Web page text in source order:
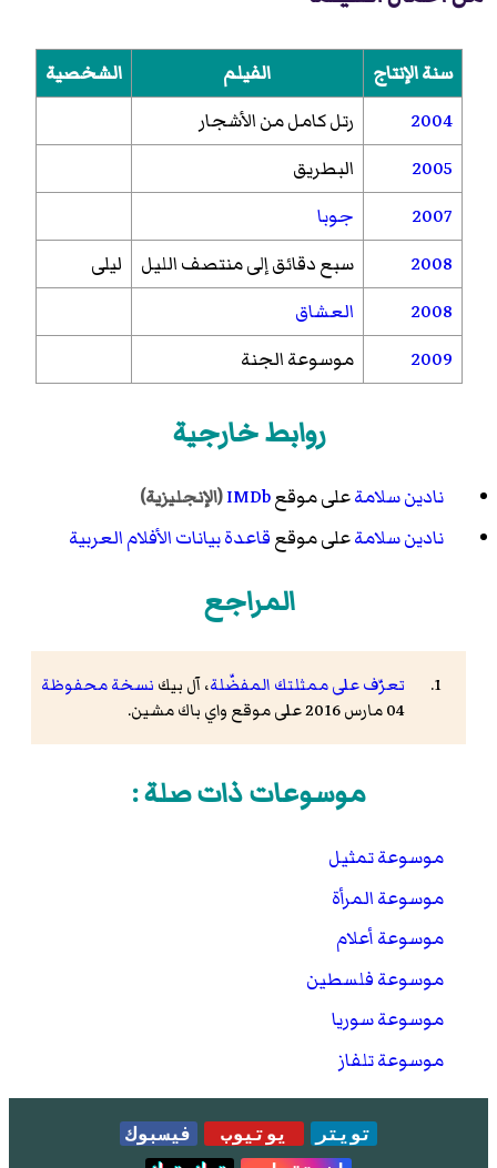
سنة الإنتاج الفيلم
الشخصية
2004
رتل كامل من الأشجار
2005
البطريق
2007
جوبا
2008
سبع دقائق إلى منتصف الليل
ليلى
2008
العشاق
2009
موسوعة الجنة
روابط خارجية
نادين سلامةعلى موقعIMDb(الإنجليزية)
نادين سلامةعلى موقعقاعدة بيانات الأفلام العربية
المراجع
تعرّف على ممثلتك المفضّلة، آل بيك نسخة محفوظة
04 مارس 2016 على موقع واي باك مشين.
موسوعات ذات صلة :
موسوعة تمثيل
موسوعة المرأة
موسوعة أعلام
موسوعة فلسطين
موسوعة سوريا
موسوعة تلفاز
تويتر يوتيوب
فيسبوك